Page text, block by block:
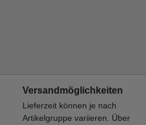
Versandmöglichkeiten
Lieferzeit können je nach
Artikelgruppe variieren. Über